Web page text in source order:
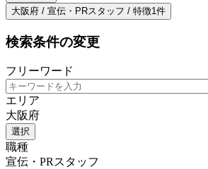
大阪府 / 宣伝・PRスタッフ / 特徴1件
検索条件の変更
フリーワード
エリア
大阪府
選択
職種
宣伝・PRスタッフ